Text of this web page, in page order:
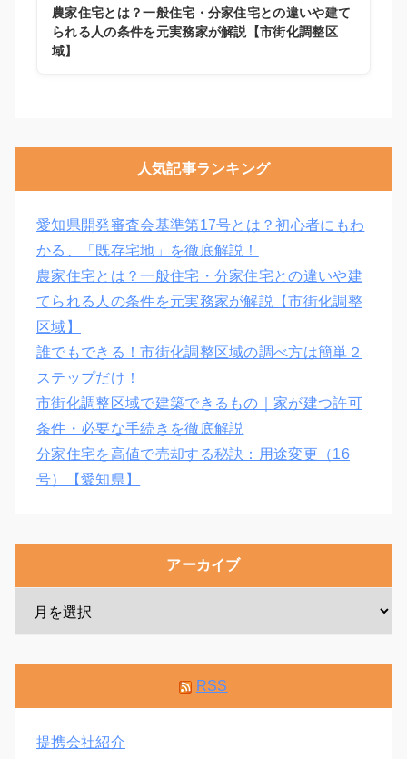
農家住宅とは？一般住宅・分家住宅との違いや建て
られる人の条件を元実務家が解説【市街化調整区
域】
人気記事ランキング
愛知県開発審査会基準第17号とは？初心者にもわ
かる、「既存宅地」を徹底解説！
農家住宅とは？一般住宅・分家住宅との違いや建
てられる人の条件を元実務家が解説【市街化調整
区域】
誰でもできる！市街化調整区域の調べ方は簡単２
ステップだけ！
市街化調整区域で建築できるもの｜家が建つ許可
条件・必要な手続きを徹底解説
分家住宅を高値で売却する秘訣：用途変更（16
号）【愛知県】
アーカイブ
RSS
提携会社紹介